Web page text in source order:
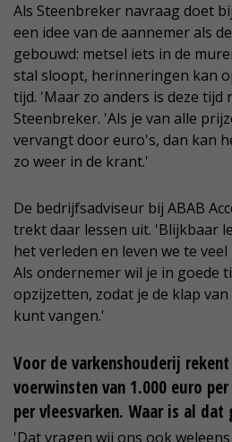
Als Steenbreker navraag doet
een idee van de aannemer als
gebouwd: metsel iets in de
stal sloopt, herinneringen kan
tijd. 'Maar zo anders is deze tijd
Steenbreker. 'Als je van alle
vervangt door euro's, dan kan
zo weer in de krant.'
De bedrijfsadviseur bij ABAB
trekt daar lessen uit. 'Blijkbaar
het verleden en leven we te veel
Als ondernemer wil je in goede
opzijzetten, zodat je de klap
kunt vangen.'
Voor de varkenshouderij rekent
voerwinsten van 1.000 euro
per vleesvarken. Waar is al dat
'Dat vragen wij ons ook